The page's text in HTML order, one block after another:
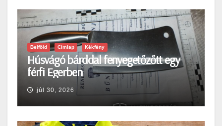
Belföld Címlap Kékfény
Húsvágó bárddal fenyegetőzőtt egy
férfi Egerben
júl 30, 2026